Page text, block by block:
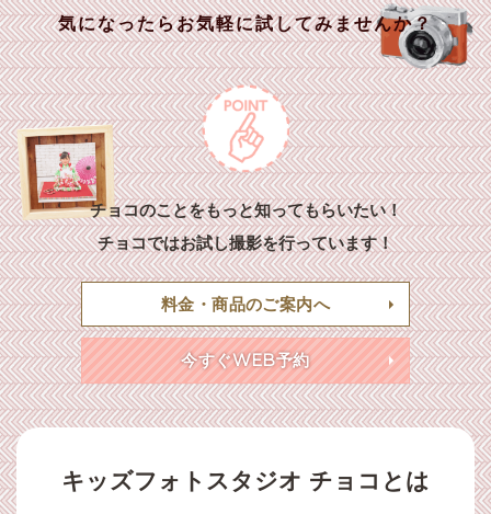
気になったらお気軽に試してみませんか？
チョコのことをもっと知ってもらいたい！
チョコではお試し撮影を行っています！
料金・商品のご案内へ
今すぐWEB予約
キッズフォトスタジオ チョコとは